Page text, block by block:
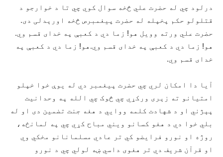
درلود چي له حضرت علي څخه سوال کوي چي تا د خوارجو د
قتلولو حکم پخپله له حضرت پیغمبرص څخه اورېدلی دی.
حضرت علي ورته وویل هو! زما دي د کعبې په خدای قسم وي.
هو! زما دي د کعبې په خدای قسم وي.هو! زما دي د کعبې په
خدای قسم وي.
آیا دا امکان لري چي حضرت پیغمبر دي له یوې خوا خپلو
امتیانو ته زېری ورکړي چي څوک چي الله په وحدانیت
پېژني او د شهادت کلمه ووايي د هغه جنت تضمین دی او له
بلي خوا دي د هغو کسانو ویني مباح کړي چي په لمانځه،
روژه او نورو فرایضو کي تر عادي مسلمانانو مخکي وي
او قرآن شریف دي تر هغوی داسي ښه لولي چي د نورو